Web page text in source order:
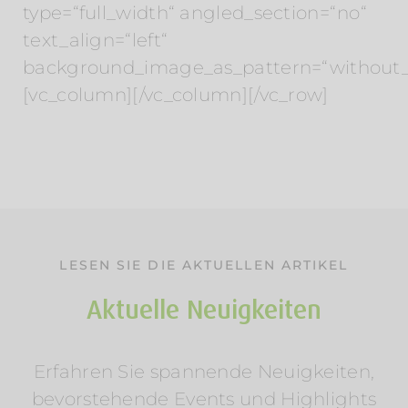
type=“full_width“ angled_section=“no“
text_align=“left“
[vc_column][/vc_column][/vc_row]
LESEN SIE DIE AKTUELLEN ARTIKEL
Aktuelle Neuigkeiten
Erfahren Sie spannende Neuigkeiten,
bevorstehende Events und Highlights
Sommerurlaub am Wasser: Mosel &